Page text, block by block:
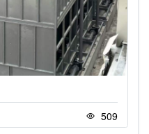
509